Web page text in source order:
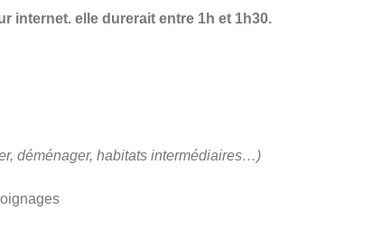
internet. elle durerait entre 1h et 1h30.
déménager, habitats intermédiaires…)